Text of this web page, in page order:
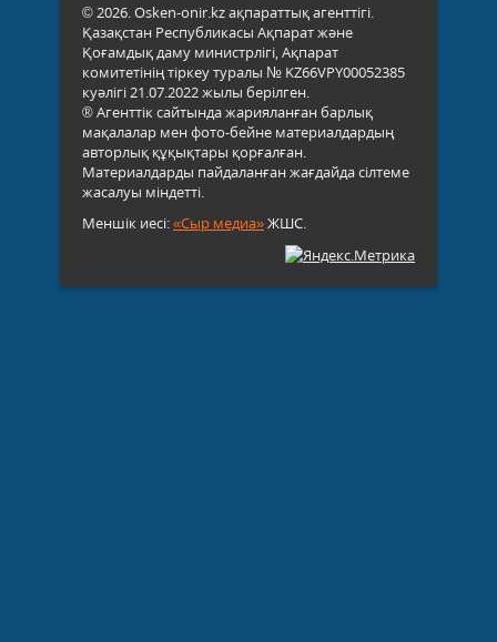
© 2026. Osken-onir.kz ақпараттық агенттігі.
Қазақстан Республикасы Ақпарат және
Қоғамдық даму министрлігі, Ақпарат
комитетінің тіркеу туралы № KZ66VPY00052385
куәлігі 21.07.2022 жылы берілген.
® Агенттік сайтында жарияланған барлық
мақалалар мен фото-бейне материалдардың
авторлық құқықтары қорғалған.
Материалдарды пайдаланған жағдайда сілтеме
жасалуы міндетті.
Меншік иесі:«Сыр медиа»ЖШС.